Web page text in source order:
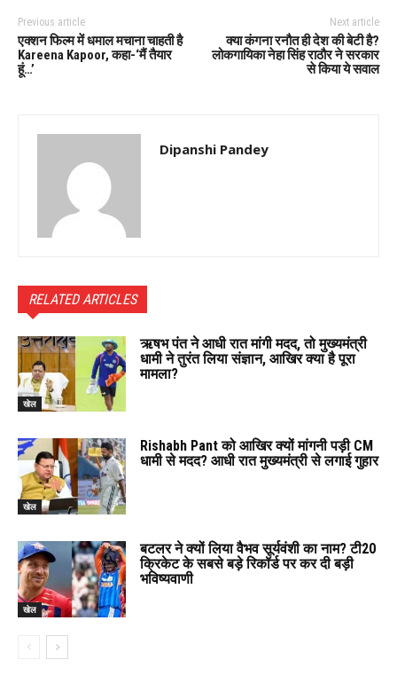
Previous article
एक्शन फिल्म में धमाल मचाना चाहती है
Kareena Kapoor, कहा-‘मैं तैयार
हूं…’
Next article
क्या कंगना रनौत ही देश की बेटी है?
लोकगायिका नेहा सिंह राठौर ने सरकार
से किया ये सवाल
Dipanshi Pandey
RELATED ARTICLES
खेल
ऋषभ पंत ने आधी रात मांगी मदद, तो मुख्यमंत्री
धामी ने तुरंत लिया संज्ञान, आखिर क्या है पूरा
मामला?
खेल
Rishabh Pant को आखिर क्यों मांगनी पड़ी CM
धामी से मदद? आधी रात मुख्यमंत्री से लगाई गुहार
खेल
बटलर ने क्यों लिया वैभव सूर्यवंशी का नाम? टी20
क्रिकेट के सबसे बड़े रिकॉर्ड पर कर दी बड़ी
भविष्यवाणी